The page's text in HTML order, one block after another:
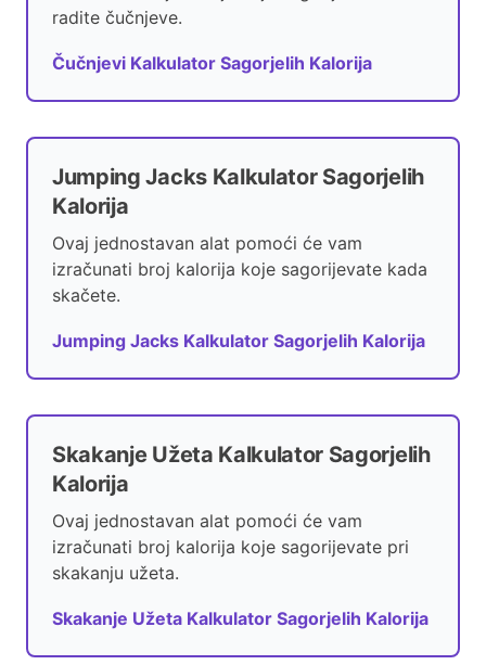
radite čučnjeve.
Čučnjevi Kalkulator Sagorjelih Kalorija
Jumping Jacks Kalkulator Sagorjelih
Kalorija
Ovaj jednostavan alat pomoći će vam
izračunati broj kalorija koje sagorijevate kada
skačete.
Jumping Jacks Kalkulator Sagorjelih Kalorija
Skakanje Užeta Kalkulator Sagorjelih
Kalorija
Ovaj jednostavan alat pomoći će vam
izračunati broj kalorija koje sagorijevate pri
skakanju užeta.
Skakanje Užeta Kalkulator Sagorjelih Kalorija